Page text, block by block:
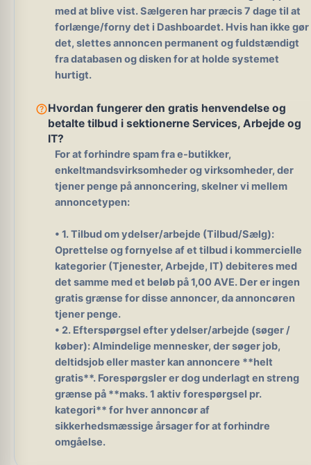
med at blive vist. Sælgeren har præcis7 dage til at
forlænge/forny det i Dashboardet. Hvis han ikke gør
det, slettes annoncen permanent og fuldstændigt
fra databasen og disken for at holde systemet
hurtigt.
help_outlineHvordan fungerer den gratis henvendelse og
betalte tilbud i sektionerne Services, Arbejde og
IT?
For at forhindre spam fra e-butikker,
enkeltmandsvirksomheder og virksomheder, der
tjener penge på annoncering, skelner vi mellem
annoncetypen:
• 1. Tilbud om ydelser/arbejde (Tilbud/Sælg):
Oprettelse og fornyelse af et tilbud i kommercielle
kategorier (Tjenester, Arbejde, IT) debiteres med
det samme med et beløb på 1,00 AVE. Der er ingen
gratis grænse for disse annoncer, da annoncøren
tjener penge.
• 2. Efterspørgsel efter ydelser/arbejde (søger /
køber):Almindelige mennesker, der søger job,
deltidsjob eller master kan annoncere **helt
gratis**. Forespørgsler er dog underlagt en streng
grænse på **maks. 1 aktiv forespørgsel pr.
kategori** for hver annoncør af
sikkerhedsmæssige årsager for at forhindre
omgåelse.